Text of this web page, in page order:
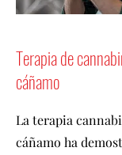
Terapia de
cáñamo
La terapia
cáñamo ha